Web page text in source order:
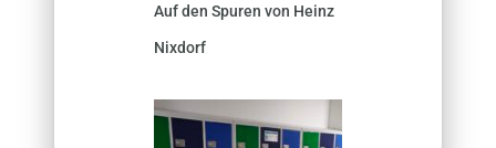
Auf den Spuren von Heinz
Nixdorf